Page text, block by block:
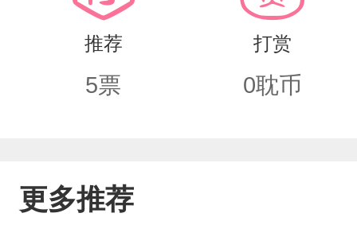
推荐
5票
打赏
0耽币
更多推荐